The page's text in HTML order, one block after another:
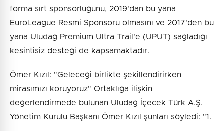
forma sırt sponsorluğunu, 2019'dan bu yana
EuroLeague Resmi Sponsoru olmasını ve 2017'den bu
yana Uludağ Premium Ultra Trail'e (UPUT) sağladığı
kesintisiz desteği de kapsamaktadır.
Ömer Kızıl: "Geleceği birlikte şekillendirirken
mirasımızı koruyoruz" Ortaklığa ilişkin
değerlendirmede bulunan Uludağ İçecek Türk A.Ş.
Yönetim Kurulu Başkanı Ömer Kızıl şunları söyledi: "1.